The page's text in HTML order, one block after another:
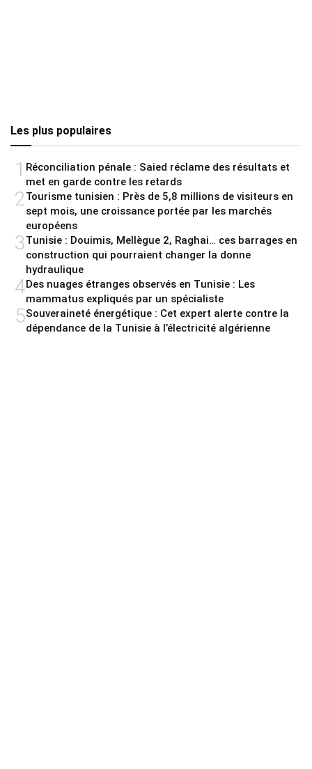
Les plus populaires
1 Réconciliation pénale : Saied réclame des résultats et
met en garde contre les retards
2Tourisme tunisien : Près de 5,8 millions de visiteurs en
sept mois, une croissance portée par les marchés
européens
3Tunisie : Douimis, Mellègue 2, Raghai… ces barrages en
construction qui pourraient changer la donne
hydraulique
4Des nuages étranges observés en Tunisie : Les
mammatus expliqués par un spécialiste
5Souveraineté énergétique : Cet expert alerte contre la
dépendance de la Tunisie à l’électricité algérienne